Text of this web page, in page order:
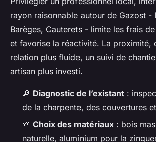
rayon raisonnable autour de Gazost -
Barèges, Cauterets - limite les frais
et favorise la réactivité. La proximité,
relation plus fluide, un suivi de
artisan plus investi.
🔎 Diagnostic de l’existant :
de la charpente, des couvertures
🌱 Choix des matériaux : bois
naturelle, aluminium pour la